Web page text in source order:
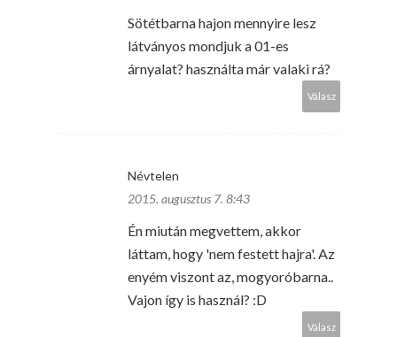
Sötétbarna hajon mennyire lesz
látványos mondjuk a 01-es
árnyalat? használta már valaki rá?
Válasz
Névtelen
2015. augusztus 7. 8:43
Én miután megvettem, akkor
láttam, hogy 'nem festett hajra'. Az
enyém viszont az, mogyoróbarna..
Vajon így is használ? :D
Válasz